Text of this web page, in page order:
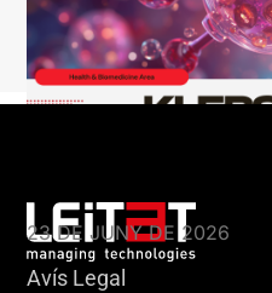
23 DE JUNY DE 2026
Avís Legal